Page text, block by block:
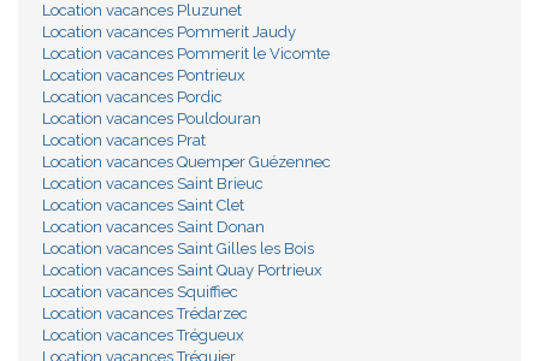
Location vacances Pluzunet
Location vacances Pommerit Jaudy
Location vacances Pommerit le Vicomte
Location vacances Pontrieux
Location vacances Pordic
Location vacances Pouldouran
Location vacances Prat
Location vacances Quemper Guézennec
Location vacances Saint Brieuc
Location vacances Saint Clet
Location vacances Saint Donan
Location vacances Saint Gilles les Bois
Location vacances Saint Quay Portrieux
Location vacances Squiffiec
Location vacances Trédarzec
Location vacances Trégueux
Location vacances Tréguier